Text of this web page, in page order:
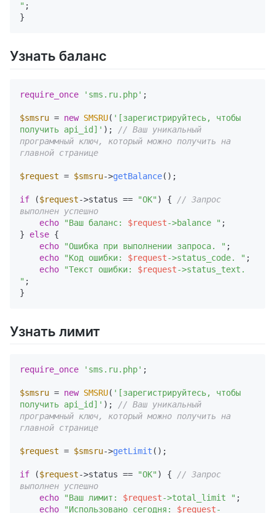
" ;
Узнать баланс
require_once 'sms.ru.php' ;
$smsru = new SMSRU( '[зарегистрируйтесь, чтобы
получить api_id]' );
// Ваш уникальный
программный ключ, который можно получить на
главной странице
$request = $smsru->getBalance();
if ($request->status == "OK" ) {
// Запрос
выполнен успешно
echo
"Ваш баланс: $request->balance " ;
} else {
echo
"Ошибка при выполнении запроса. " ;
echo
"Код ошибки: $request->status_code. " ;
echo
"Текст ошибки: $request->status_text.
" ;
Узнать лимит
require_once 'sms.ru.php' ;
$smsru = new SMSRU( '[зарегистрируйтесь, чтобы
получить api_id]' ); // Ваш уникальный
программный ключ, который можно получить на
главной странице
$request = $smsru->getLimit ();
if ($request->status == "OK" ) { // Запрос
выполнен успешно
echo
"Ваш лимит: $request->total_limit " ;
echo
"Использовано сегодня: $request-